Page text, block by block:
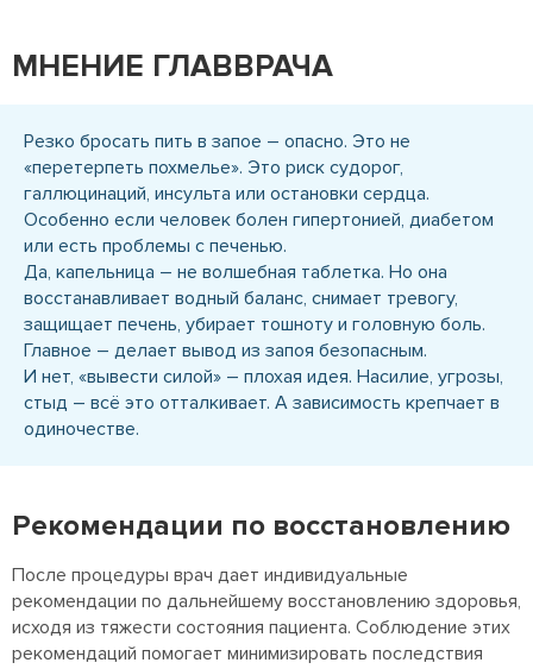
МНЕНИЕ ГЛАВВРАЧА
Резко бросать пить в запое – опасно. Это не
«перетерпеть похмелье». Это риск судорог,
галлюцинаций, инсульта или остановки сердца.
Особенно если человек болен гипертонией, диабетом
или есть проблемы с печенью.
Да, капельница – не волшебная таблетка. Но она
восстанавливает водный баланс, снимает тревогу,
защищает печень, убирает тошноту и головную боль.
Главное – делает вывод из запоя безопасным.
И нет, «вывести силой» – плохая идея. Насилие, угрозы,
стыд – всё это отталкивает. А зависимость крепчает в
одиночестве.
Рекомендации по восстановлению
После процедуры врач дает индивидуальные
рекомендации по дальнейшему восстановлению здоровья,
исходя из тяжести состояния пациента. Соблюдение этих
рекомендаций помогает минимизировать последствия